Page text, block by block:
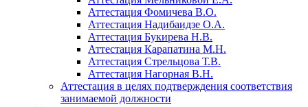
Аттестация Фомичева В.О.
Аттестация Надибаидзе О.А.
Аттестация Букирева Н.В.
Аттестация Карапатина М.Н.
Аттестация Стрельцова Т.В.
Аттестация Нагорная В.Н.
Аттестация в целях подтверждения соответствия
занимаемой должности